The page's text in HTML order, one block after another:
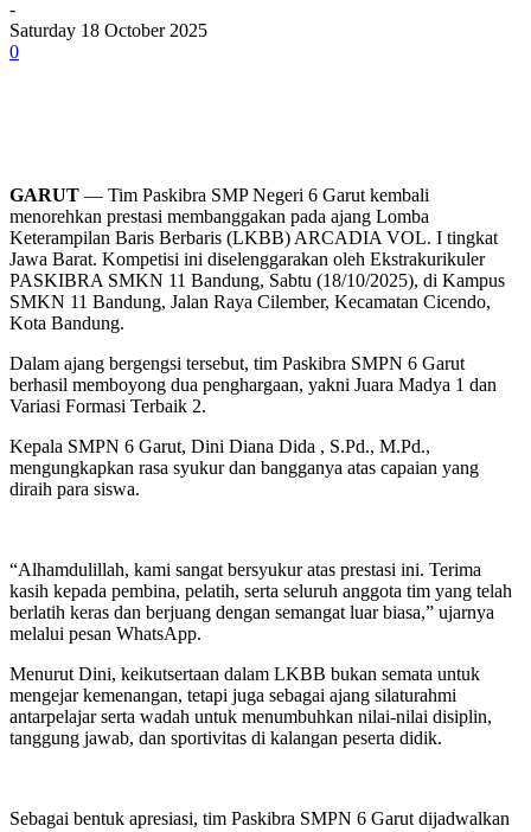
-
Saturday 18 October 2025
0
GARUT — Tim Paskibra SMP Negeri 6 Garut kembali
menorehkan prestasi membanggakan pada ajang Lomba
Keterampilan Baris Berbaris (LKBB) ARCADIA VOL. I tingkat
Jawa Barat. Kompetisi ini diselenggarakan oleh Ekstrakurikuler
PASKIBRA SMKN 11 Bandung, Sabtu (18/10/2025), di Kampus
SMKN 11 Bandung, Jalan Raya Cilember, Kecamatan Cicendo,
Kota Bandung.
Dalam ajang bergengsi tersebut, tim Paskibra SMPN 6 Garut
berhasil memboyong dua penghargaan, yakni Juara Madya 1 dan
Variasi Formasi Terbaik 2.
Kepala SMPN 6 Garut, Dini Diana Dida , S.Pd., M.Pd.,
mengungkapkan rasa syukur dan bangganya atas capaian yang
diraih para siswa.
“Alhamdulillah, kami sangat bersyukur atas prestasi ini. Terima
kasih kepada pembina, pelatih, serta seluruh anggota tim yang telah
berlatih keras dan berjuang dengan semangat luar biasa,” ujarnya
melalui pesan WhatsApp.
Menurut Dini, keikutsertaan dalam LKBB bukan semata untuk
mengejar kemenangan, tetapi juga sebagai ajang silaturahmi
antarpelajar serta wadah untuk menumbuhkan nilai-nilai disiplin,
tanggung jawab, dan sportivitas di kalangan peserta didik.
Sebagai bentuk apresiasi, tim Paskibra SMPN 6 Garut dijadwalkan